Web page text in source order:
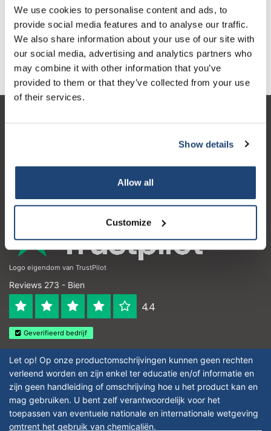
We use cookies to personalise content and ads, to
provide social media features and to analyse our traffic.
We also share information about your use of our site with
our social media, advertising and analytics partners who
may combine it with other information that you’ve
provided to them or that they’ve collected from your use
of their services.
Show details
Allow all
Customize
Pertenecer Todos los microscopios
Atención al cliente
Detalles de contacto
Logo eigendom van TrustPilot
Reviews 273 - Bien
4.4
Geverifieerd bedrijf
Let op! Op onze productomschrijvingen kunnen geen rechten
verleend worden en zijn enkel ter educatie en/of informatie en
zijn geen handleiding of omschrijving hoe u het product kan en
mag gebruiken. U bent zelf verantwoordelijk voor het
toepassen van eventuele nationale en internationale wetgeving
omtrent het gebruik van chemicaliën.